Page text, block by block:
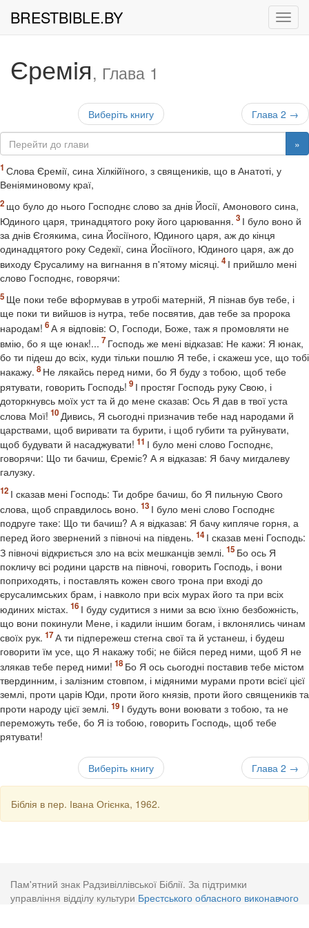
Рух
BRESTBIBLE.BY
Єремiя, Глава 1
Виберіть книгу Глава 2 →
»
Слова Єремії, сина Хілкійїного, з священиків, що в Анатоті, у
Веніяминовому краї,
що було до нього Господнє слово за днів Йосії, Амонового сина,
Юдиного царя, тринадцятого року його царювання.
І було воно й
за днів Єгоякима, сина Йосіїного, Юдиного царя, аж до кінця
одинадцятого року Седекії, сина Йосіїного, Юдиного царя, аж до
виходу Єрусалиму на вигнання в п'ятому місяці.
І прийшло мені
слово Господнє, говорячи:
Ще поки тебе вформував в утробі матерній, Я пізнав був тебе, і
ще поки ти вийшов із нутра, тебе посвятив, дав тебе за пророка
народам!
А я відповів: О, Господи, Боже, таж я промовляти не
вмію, бо я ще юнак!...
Господь же мені відказав: Не кажи: Я юнак,
бо ти підеш до всіх, куди тільки пошлю Я тебе, і скажеш усе, що тобі
накажу.
Не лякайсь перед ними, бо Я буду з тобою, щоб тебе
рятувати, говорить Господь!
І простяг Господь руку Свою, і
доторкнувсь моїх уст та й до мене сказав: Ось Я дав в твої уста
слова Мої!
Дивись, Я сьогодні призначив тебе над народами й
царствами, щоб виривати та бурити, і щоб губити та руйнувати,
щоб будувати й насаджувати!
І було мені слово Господнє,
говорячи: Що ти бачиш, Єреміє? А я відказав: Я бачу мигдалеву
галузку.
І сказав мені Господь: Ти добре бачиш, бо Я пильную Свого
слова, щоб справдилось воно.
І було мені слово Господнє
подруге таке: Що ти бачиш? А я відказав: Я бачу кипляче горня, а
перед його звернений з півночі на південь.
І сказав мені Господь:
З півночі відкриється зло на всіх мешканців землі.
Бо ось Я
покличу всі родини царств на півночі, говорить Господь, і вони
поприходять, і поставлять кожен свого трона при вході до
єрусалимських брам, і навколо при всіх мурах його та при всіх
юдиних містах.
І буду судитися з ними за всю їхню безбожність,
що вони покинули Мене, і кадили іншим богам, і вклонялись чинам
своїх рук.
А ти підпережеш стегна свої та й устанеш, і будеш
говорити їм усе, що Я накажу тобі; не бійся перед ними, щоб Я не
злякав тебе перед ними!
Бо Я ось сьогодні поставив тебе містом
твердинним, і залізним стовпом, і мідяними мурами проти всієї цієї
землі, проти царів Юди, проти його князів, проти його священиків та
проти народу цієї землі.
І будуть вони воювати з тобою, та не
переможуть тебе, бо Я із тобою, говорить Господь, щоб тебе
рятувати!
Виберіть книгу Глава 2 →
Біблія в пер. Івана Огієнка, 1962.
Пам'ятний знак Радзивіллівської Біблії. За підтримки
управління відділу культури Брестського обласного виконавчого